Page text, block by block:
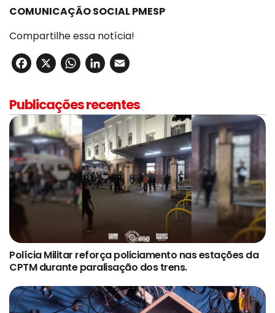
COMUNICAÇÃO SOCIAL PMESP
Compartilhe essa notícia!
Facebook
X WhatsApp
LinkedIn
Publicações recentes
Polícia Militar reforça policiamento nas estações da
CPTM durante paralisação dos trens.